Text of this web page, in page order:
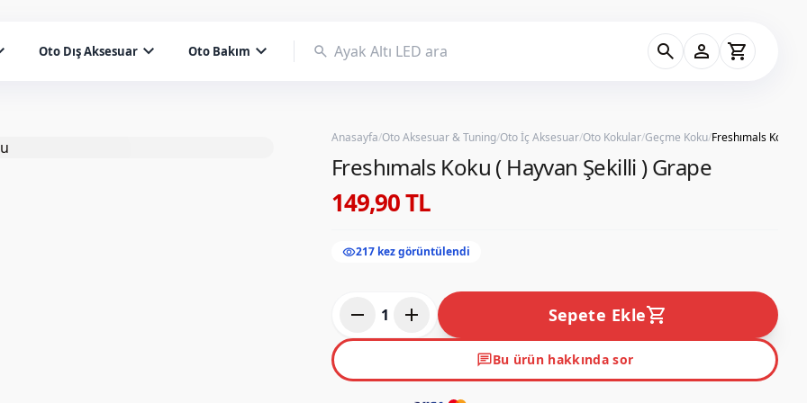
Oto Dış Aksesuar expand_more Oto Bakım expand_more search search person shopping_cart
Anasayfa/Oto Aksesuar & Tuning/Oto İç Aksesuar/Oto Kokular/Geçme Koku/
Freshımals Koku ( Hayvan Şekilli ) Grape
149,90 TL
visibility217 kez görüntülendi
remove 1 add Sepete Ekleshopping_cart
chatBu ürün hakkında sor